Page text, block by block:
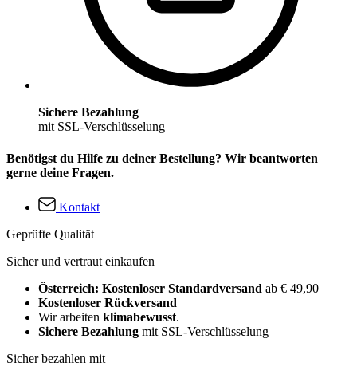
Sichere Bezahlung
mit SSL-Verschlüsselung
Benötigst du Hilfe zu deiner Bestellung? Wir beantworten
gerne deine Fragen.
Kontakt
Geprüfte Qualität
Sicher und vertraut einkaufen
Österreich: Kostenloser Standardversand ab € 49,90
Kostenloser Rückversand
Wir arbeiten klimabewusst.
Sichere Bezahlung mit SSL-Verschlüsselung
Sicher bezahlen mit